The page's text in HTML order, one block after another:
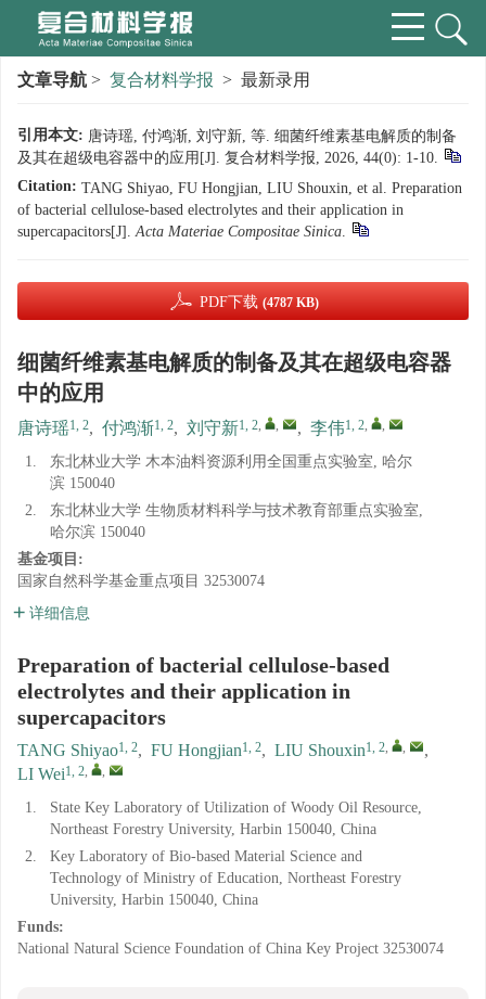
文章导航 > 复合材料学报 > 最新录用
引用本文: 唐诗瑶, 付鸿渐, 刘守新, 等. 细菌纤维素基电解质的制备
及其在超级电容器中的应用[J]. 复合材料学报, 2026, 44(0): 1-10.
Citation: TANG Shiyao, FU Hongjian, LIU Shouxin, et al. Preparation
of bacterial cellulose-based electrolytes and their application in
supercapacitors[J].Acta Materiae Compositae Sinica.
PDF下载 (4787 KB)
细菌纤维素基电解质的制备及其在超级电容器
中的应用
唐诗瑶1, 2, 付鸿渐1, 2, 刘守新1, 2, , , 李伟1, 2, ,
1.
东北林业大学 木本油料资源利用全国重点实验室, 哈尔
滨 150040
2.
东北林业大学 生物质材料科学与技术教育部重点实验室,
哈尔滨 150040
基金项目:
国家自然科学基金重点项目 32530074
详细信息
Preparation of bacterial cellulose-based
electrolytes and their application in
supercapacitors
TANG Shiyao1, 2, FU Hongjian1, 2, LIU Shouxin1, 2, ,
,
LI Wei1, 2, ,
1.
State Key Laboratory of Utilization of Woody Oil Resource,
Northeast Forestry University, Harbin 150040, China
2.
Key Laboratory of Bio-based Material Science and
Technology of Ministry of Education, Northeast Forestry
University, Harbin 150040, China
Funds:
National Natural Science Foundation of China Key Project 32530074